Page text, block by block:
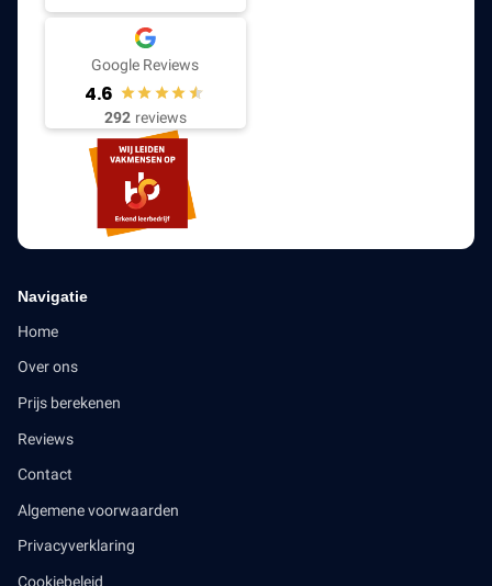
Google Reviews
4.6
292 reviews
Navigatie
Home
Over ons
Prijs berekenen
Reviews
Contact
Algemene voorwaarden
Privacyverklaring
Cookiebeleid